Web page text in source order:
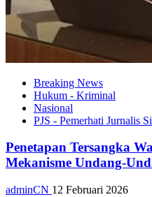
Breaking News
Hukum - Kriminal
Nasional
PJS - Pemerhati Jurnalis
Penetapan Tersangka
Mekanisme Undang-
adminCN 12 Februari 2026